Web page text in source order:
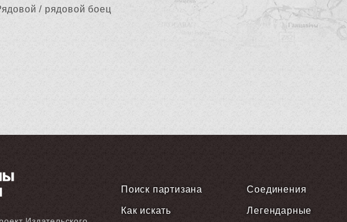
/ рядовой боец
Поиск партизана
Как искать
Соединения
Легендарные